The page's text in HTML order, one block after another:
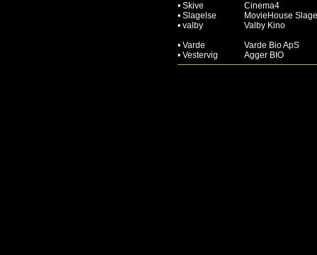
• Skive
Cinema4
• Slagelse
MovieHouse
• valby
Valby Kino
• Varde
Varde Bio ApS
• Vestervig Agger BIO